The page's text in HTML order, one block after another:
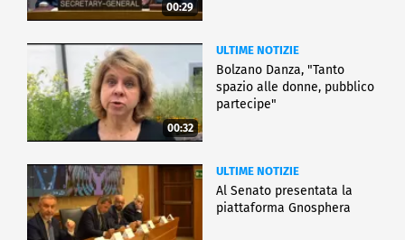
00:29
00:32
ULTIME NOTIZIE
Bolzano Danza, "Tanto
spazio alle donne, pubblico
partecipe"
ULTIME NOTIZIE
Al Senato presentata la
piattaforma Gnosphera